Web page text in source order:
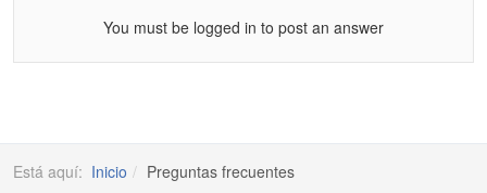
You must be logged in to post an answer
Está aquí: Inicio Preguntas frecuentes